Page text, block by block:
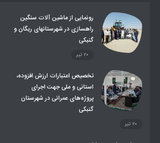
تشکیلات اداری
رونمایی از ماشین آلات سنگین
راهسازی در شهرستانهای ریگان و
گنبکی
۲۰ تیر
تخصیص اعتبارات ارزش افزوده،
استانی و ملی جهت اجرای
پروژه‌های عمرانی در شهرستان
گنبکی
۲۰ تیر